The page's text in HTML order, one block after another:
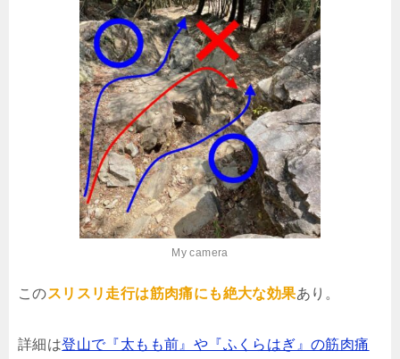
My camera
このスリスリ走行は筋肉痛にも絶大な効果あり。
詳細は登山で『太もも前』や『ふくらはぎ』の筋肉痛